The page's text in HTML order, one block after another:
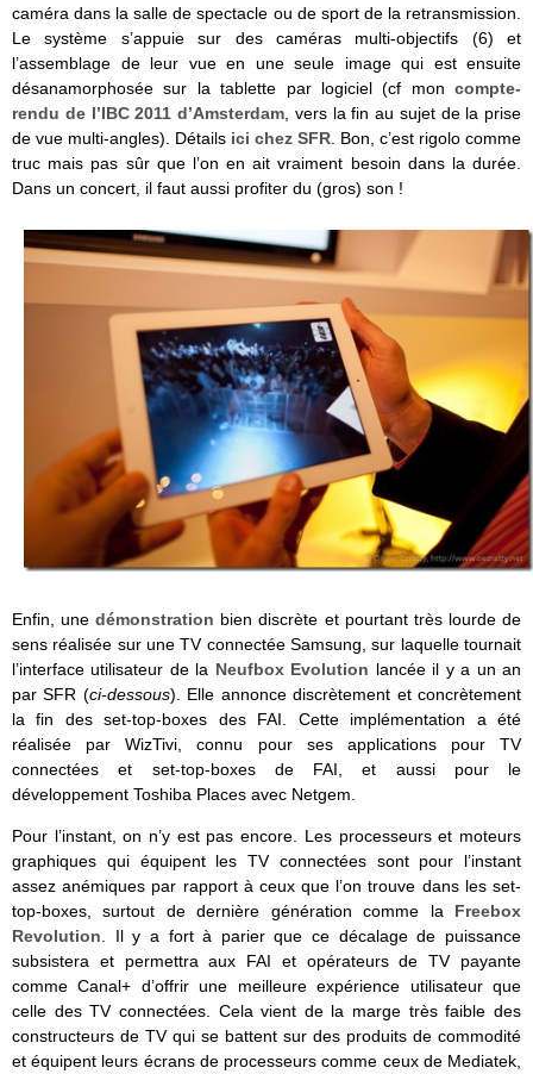
caméra dans la salle de spectacle ou de sport de la retransmission.
Le système s’appuie sur des caméras multi-objectifs (6) et
l’assemblage de leur vue en une seule image qui est ensuite
désanamorphosée sur la tablette par logiciel (cf mon compte-
rendu de l’IBC 2011 d’Amsterdam , vers la fin au sujet de la prise
de vue multi-angles). Détails ici chez SFR . Bon, c’est rigolo comme
truc mais pas sûr que l’on en ait vraiment besoin dans la durée.
Dans un concert, il faut aussi profiter du (gros) son !
Enfin, unedémonstration bien discrète et pourtant très lourde de
sens réalisée sur une TV connectée Samsung, sur laquelle tournait
l’interface utilisateur de la Neufbox Evolution lancée il y a un an
par SFR (ci-dessous). Elle annonce discrètement et concrètement
la fin des set-top-boxes des FAI. Cette implémentation a été
réalisée par WizTivi, connu pour ses applications pour TV
connectées et set-top-boxes de FAI, et aussi pour le
développement Toshiba Places avec Netgem.
Pour l’instant, on n’y est pas encore. Les processeurs et moteurs
graphiques qui équipent les TV connectées sont pour l’instant
assez anémiques par rapport à ceux que l’on trouve dans les set-
top-boxes, surtout de dernière génération comme la Freebox
Revolution . Il y a fort à parier que ce décalage de puissance
subsistera et permettra aux FAI et opérateurs de TV payante
comme Canal+ d’offrir une meilleure expérience utilisateur que
celle des TV connectées. Cela vient de la marge très faible des
constructeurs de TV qui se battent sur des produits de commodité
et équipent leurs écrans de processeurs comme ceux de Mediatek,